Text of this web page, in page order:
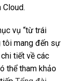
vụ “từ trái
tôi mang đến sự
tiết về các
thể tham khảo